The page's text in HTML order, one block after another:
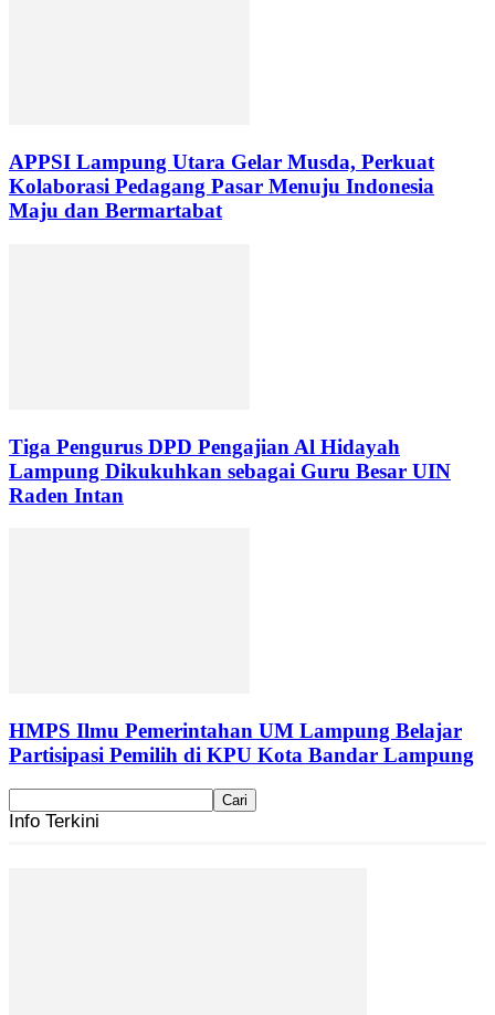
APPSI Lampung Utara Gelar Musda, Perkuat
Kolaborasi Pedagang Pasar Menuju Indonesia
Maju dan Bermartabat
Tiga Pengurus DPD Pengajian Al Hidayah
Lampung Dikukuhkan sebagai Guru Besar UIN
Raden Intan
HMPS Ilmu Pemerintahan UM Lampung Belajar
Partisipasi Pemilih di KPU Kota Bandar Lampung
Info Terkini